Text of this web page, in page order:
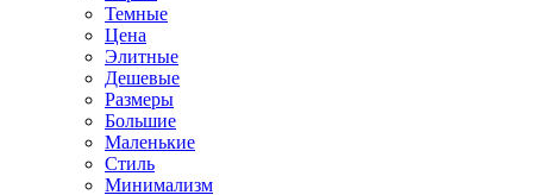
Темные
Цена
Элитные
Дешевые
Размеры
Большие
Маленькие
Стиль
Минимализм